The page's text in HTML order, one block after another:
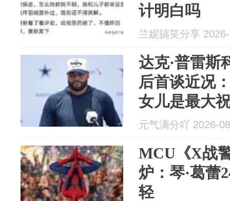
计明白吗
兰妮搞笑分享
达克·普雷斯
后首谈近况
女儿是最大
元气满分吖 2026-
MCU《X战
炉：琴·葛蕾
轻